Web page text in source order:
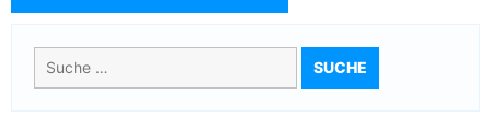
Suche
nach: